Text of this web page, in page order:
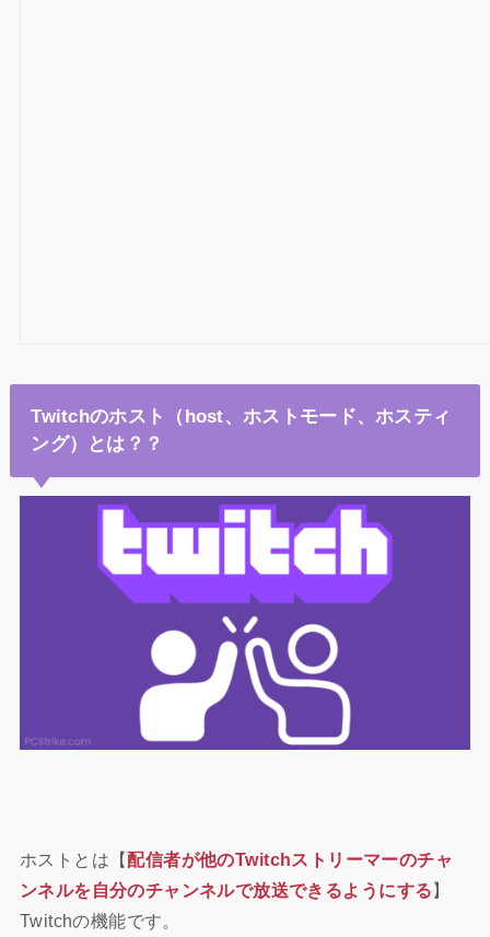
Twitchのホスト（host、ホストモード、ホスティ
ング）とは？？
ホストとは【配信者が他のTwitchストリーマーのチャ
ンネルを自分のチャンネルで放送できるようにする】
Twitchの機能です。